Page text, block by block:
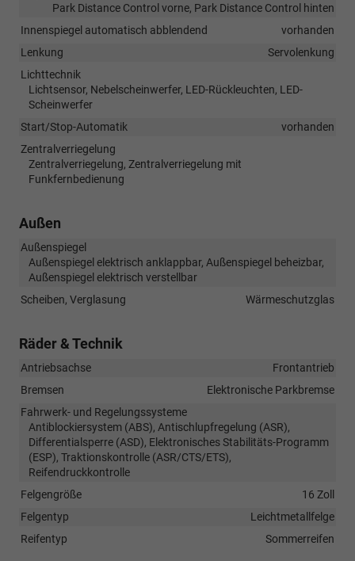
Park Distance Control vorne, Park Distance Control hinten
Innenspiegel automatisch abblendend
vorhanden
Lenkung
Servolenkung
Lichttechnik
Lichtsensor, Nebelscheinwerfer, LED-Rückleuchten, LED-
Scheinwerfer
Start/Stop-Automatik
vorhanden
Zentralverriegelung
Zentralverriegelung, Zentralverriegelung mit
Funkfernbedienung
Außen
Außenspiegel
Außenspiegel elektrisch anklappbar, Außenspiegel beheizbar,
Außenspiegel elektrisch verstellbar
Scheiben, Verglasung
Wärmeschutzglas
Räder & Technik
Antriebsachse
Frontantrieb
Bremsen
Elektronische Parkbremse
Fahrwerk- und Regelungssysteme
Antiblockiersystem (ABS), Antischlupfregelung (ASR),
Differentialsperre (ASD), Elektronisches Stabilitäts-Programm
(ESP), Traktionskontrolle (ASR/CTS/ETS),
Reifendruckkontrolle
Felgengröße
16 Zoll
Felgentyp
Leichtmetallfelge
Reifentyp
Sommerreifen